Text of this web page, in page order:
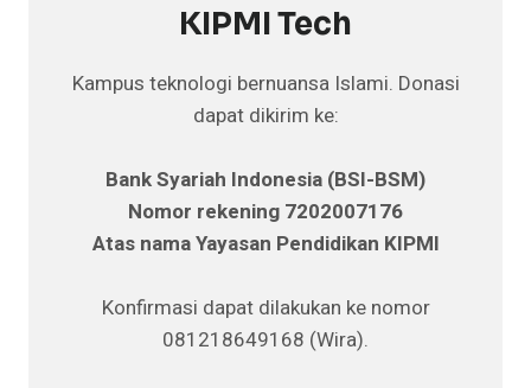
KIPMI Tech
Kampus teknologi bernuansa Islami. Donasi
dapat dikirim ke:
Bank Syariah Indonesia (BSI-BSM)
Nomor rekening 7202007176
Atas nama Yayasan Pendidikan KIPMI
Konfirmasi dapat dilakukan ke nomor
081218649168 (Wira).